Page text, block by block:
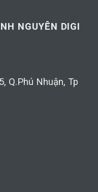
NGUYÊN DIGI
Q.Phú Nhuận, Tp